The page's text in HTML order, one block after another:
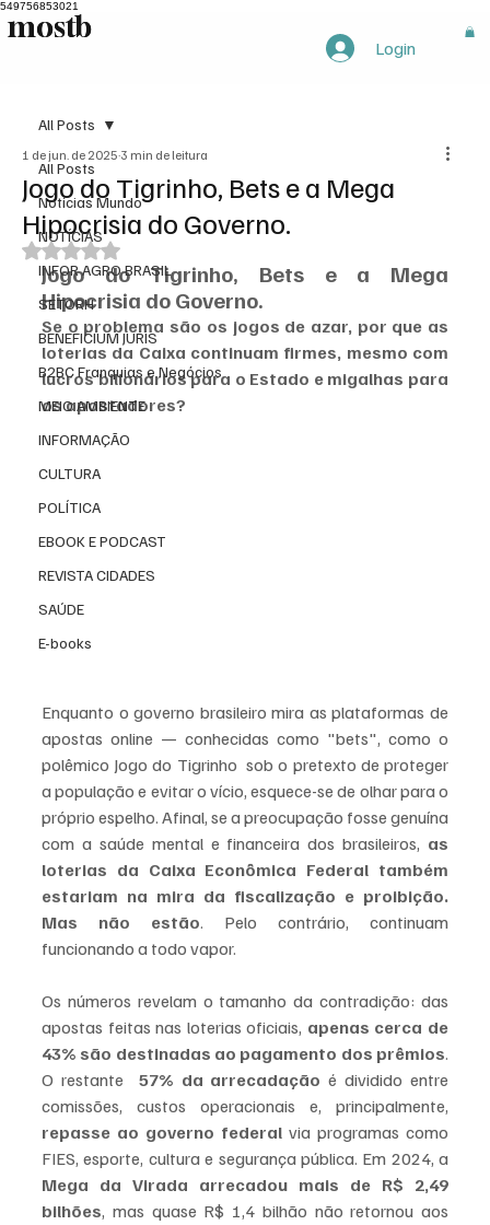
549756853021
mostb
Login
mostb
All Posts
Notícias Mundo
NOTÍCIAS
INFOR AGRO BRASIL
SETORH
BENEFICIUM JURIS
B2BC Franquias e Negócios
MEIO AMBIENTE
INFORMAÇÃO
CULTURA
POLÍTICA
EBOOK E PODCAST
REVISTA CIDADES
SAÚDE
E-books
All Posts
Jogo do Tigrinho, Bets e a Mega
Hipocrisia do Governo.
1 de jun. de 2025 3 min de leitura
Avaliado com NaN de 5 estrelas.
Jogo do Tigrinho, Bets e a Mega
Hipocrisia do Governo.
Se o problema são os jogos de azar, por que as
loterias da Caixa continuam firmes, mesmo com
lucros bilionários para o Estado e migalhas para
os apostadores?
Enquanto o governo brasileiro mira as plataformas de
apostas online — conhecidas como "bets", como o
polêmico Jogo do Tigrinho  sob o pretexto de proteger
a população e evitar o vício, esquece-se de olhar para o
próprio espelho. Afinal, se a preocupação fosse genuína
com a saúde mental e financeira dos brasileiros, as
loterias da Caixa Econômica Federal também
estariam na mira da fiscalização e proibição.
Mas não estão. Pelo contrário, continuam
funcionando a todo vapor.
Os números revelam o tamanho da contradição: das
apostas feitas nas loterias oficiais, apenas cerca de
43% são destinadas ao pagamento dos prêmios.
O restante 57% da arrecadação é dividido entre
repasse ao governo federal via programas como
Mega da Virada arrecadou mais de R$ 2,49
bilhões, mas quase R$ 1,4 bilhão não retornou aos